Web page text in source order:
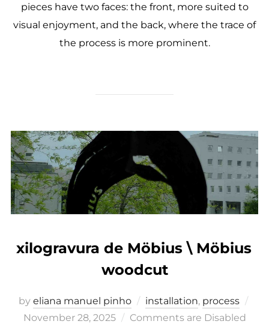
pieces have two faces: the front, more suited to
visual enjoyment, and the back, where the trace of
the process is more prominent.
xilogravura de Möbius \ Möbius
woodcut
by eliana manuel pinho installation, process
November 28, 2025 Comments are Disabled